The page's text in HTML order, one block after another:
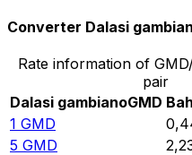
Converter Dalasi
Rate information of
pair
Dalasi gambianoGMD
1 GMD
5 GMD